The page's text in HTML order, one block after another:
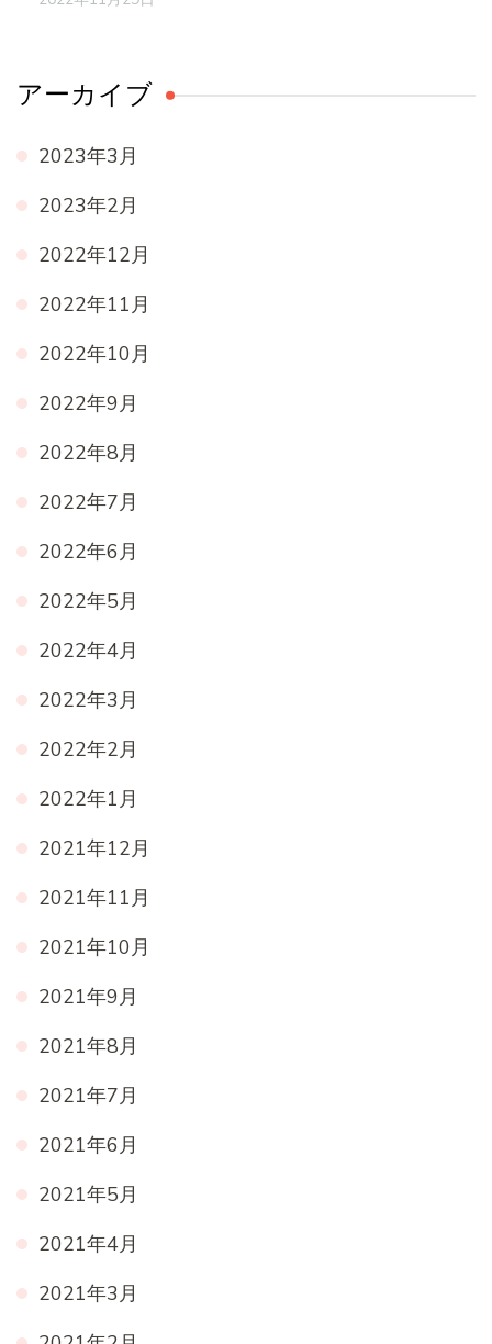
アーカイブ
2023年3月
2023年2月
2022年12月
2022年11月
2022年10月
2022年9月
2022年8月
2022年7月
2022年6月
2022年5月
2022年4月
2022年3月
2022年2月
2022年1月
2021年12月
2021年11月
2021年10月
2021年9月
2021年8月
2021年7月
2021年6月
2021年5月
2021年4月
2021年3月